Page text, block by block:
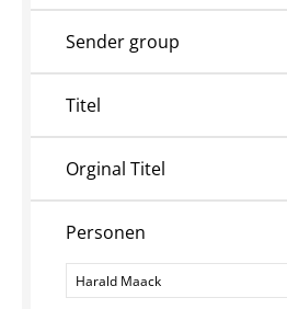
Sender group
Titel
Orginal Titel
Personen
Personen